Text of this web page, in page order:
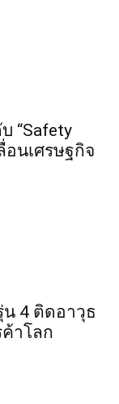
“Safety
อนเศรษฐกิจ
น 4 ติดอาวุธ
าโลก